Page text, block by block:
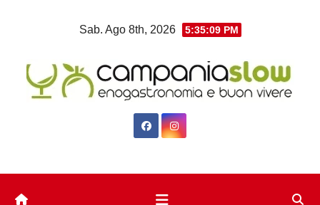
Sab. Ago 8th, 2026 5:35:09 PM